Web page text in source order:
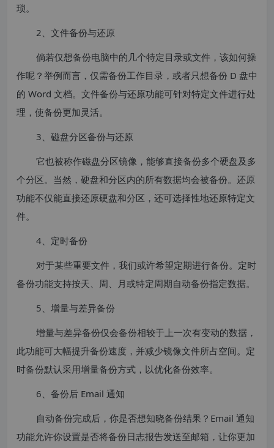
琐。
2、文件备份与还原
倘若仅想备份电脑中的几个特定目录或文件，该如何操
作呢？举例而言，仅需备份工作目录，或者只想备份 D 盘中
的 Word 文档。文件备份与还原功能可针对特定文件进行处
理，使备份更加灵活。
3、磁盘分区备份与还原
它也被称作磁盘分区镜像，能够直接备份多个硬盘及多
个分区。当然，硬盘和分区内的所有数据均会被备份。还原
功能不仅能直接还原硬盘和分区，还可选择性地还原特定文
件。
4、定时备份
对于某些重要文件，我们或许希望定期进行备份。定时
备份功能支持按天、周、月或特定周期自动备份指定数据。
5、增量与差异备份
增量与差异备份仅会备份相较于上一次有变动的数据，
此功能可大幅提升备份速度，并减少镜像文件所占空间。定
时备份默认采用增量备份方式，以优化备份效率。
6、备份后 Email 通知
自动备份完成后，你是否想知晓备份结果？Email 通知
功能允许你设置是否将备份日志报告发送至邮箱，让你更加